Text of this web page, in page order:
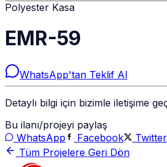
Polyester Kasa
EMR-59
WhatsApp'tan Teklif Al
Detaylı bilgi için bizimle iletişime
Bu ilanı/projeyi paylaş
WhatsApp
Facebook
Tüm Projelere Geri Dön